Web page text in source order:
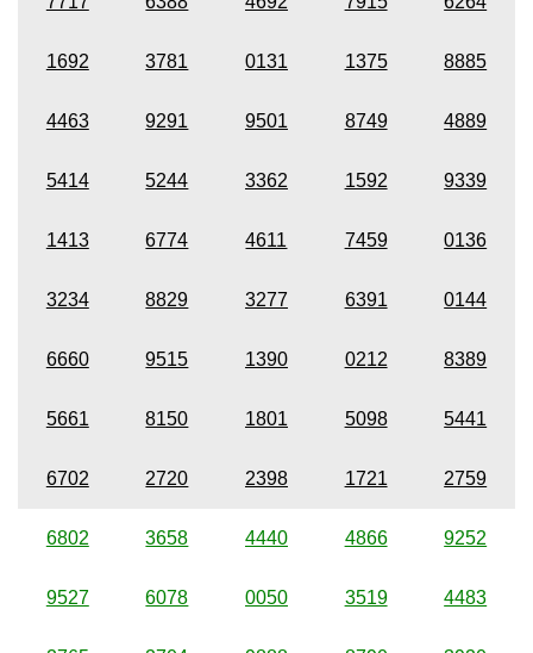
1692 3781 0131 1375 8885
4463 9291 9501 8749 4889
5414 5244 3362 1592 9339
1413 6774 4611 7459 0136
3234 8829 3277 6391 0144
6660 9515 1390 0212 8389
5661 8150 1801 5098 5441
6702 2720 2398 1721 2759
6802 3658 4440 4866 9252
9527 6078 0050 3519 4483